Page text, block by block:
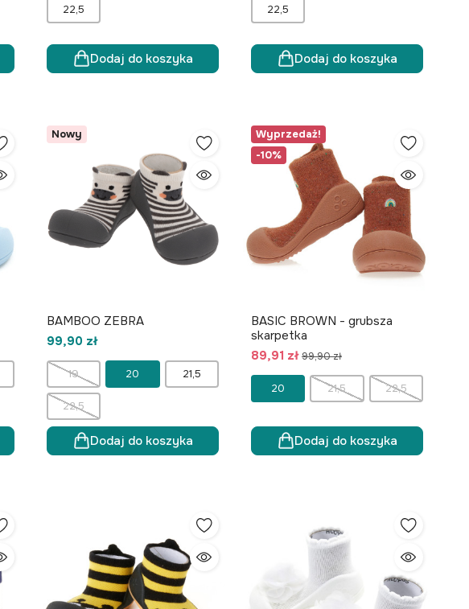
22,5
Dodaj do koszyka
22,5
Dodaj do koszyka
Nowy
BAMBOO ZEBRA
99,90 zł
19 20 21,5
22,5
Dodaj do koszyka
Wyprzedaż!
-10%
BASIC BROWN - grubsza
skarpetka
89,91 zł99,90 zł
20 21,5 22,5
Dodaj do koszyka